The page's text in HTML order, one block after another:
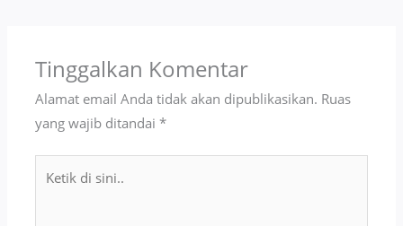
Tinggalkan Komentar
Alamat email Anda tidak akan dipublikasikan. Ruas
yang wajib ditandai*